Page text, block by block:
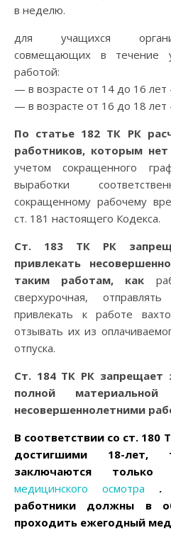
в неделю.
для учащихся
совмещающих в течение
работой:
— в возрасте от 14 до 16
— в возрасте от 16 до 18
По статье 182 ТК РК
работников, которым
учетом сокращенного
выработки
сокращенному рабочему
ст. 181 настоящего Кодекса.
Ст. 183 ТК РК
привлекать
таким работам, как
сверхурочная,
привлекать к работе
отзывать их из
отпуска.
Ст. 184 ТК РК запрещает
полной материальной
несовершеннолетними
В соответствии со ст. 180
достигшими 18-лет,
заключаются
медицинского осмотра
.
работники должны в
проходить ежегодный